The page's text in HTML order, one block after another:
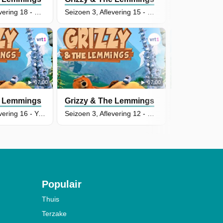
07:00
Lemmings
Seizoen 3, Aflevering 16 - Yummy-Piraten
07:00
Grizzy & The Lemmings
Populair
Thuis
Terzake